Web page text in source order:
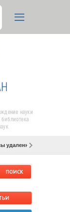
науки
библиотека
удаленного доступа